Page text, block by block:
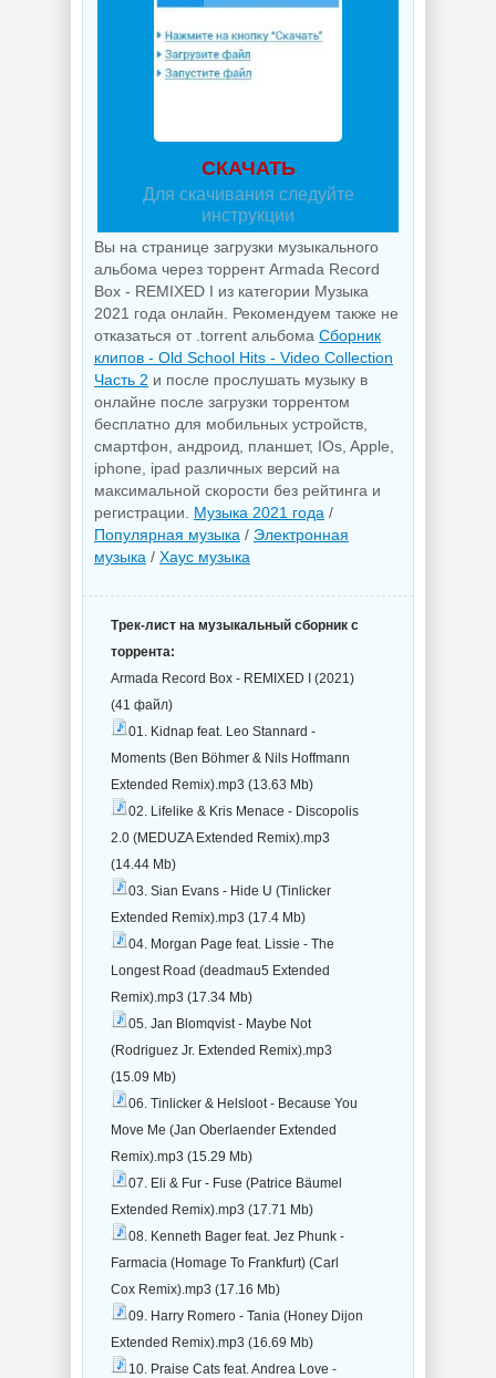
СКАЧАТЬ
Для скачивания следуйте
инструкции
Вы на странице загрузки музыкального
альбома через торрент Armada Record
Box - REMIXED I из категории Музыка
2021 года онлайн. Рекомендуем также не
отказаться от .torrent альбома Сборник
клипов - Old School Hits - Video Collection
Часть 2 и после прослушать музыку в
онлайне после загрузки торрентом
бесплатно для мобильных устройств,
смартфон, андроид, планшет, IOs, Apple,
iphone, ipad различных версий на
максимальной скорости без рейтинга и
регистрации. Музыка 2021 года /
Популярная музыка / Электронная
музыка / Хаус музыка
Трек-лист на музыкальный сборник с
торрента:
Armada Record Box - REMIXED I (2021)
(41 файл)
01. Kidnap feat. Leo Stannard -
Moments (Ben Böhmer & Nils Hoffmann
Extended Remix).mp3 (13.63 Mb)
02. Lifelike & Kris Menace - Discopolis
2.0 (MEDUZA Extended Remix).mp3
(14.44 Mb)
03. Sian Evans - Hide U (Tinlicker
Extended Remix).mp3 (17.4 Mb)
04. Morgan Page feat. Lissie - The
Longest Road (deadmau5 Extended
Remix).mp3 (17.34 Mb)
05. Jan Blomqvist - Maybe Not
(Rodriguez Jr. Extended Remix).mp3
(15.09 Mb)
06. Tinlicker & Helsloot - Because You
Move Me (Jan Oberlaender Extended
Remix).mp3 (15.29 Mb)
07. Eli & Fur - Fuse (Patrice Bäumel
Extended Remix).mp3 (17.71 Mb)
08. Kenneth Bager feat. Jez Phunk -
Farmacia (Homage To Frankfurt) (Carl
Cox Remix).mp3 (17.16 Mb)
09. Harry Romero - Tania (Honey Dijon
Extended Remix).mp3 (16.69 Mb)
10. Praise Cats feat. Andrea Love -